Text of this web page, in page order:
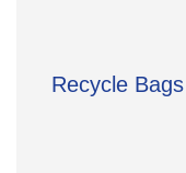
Recycle